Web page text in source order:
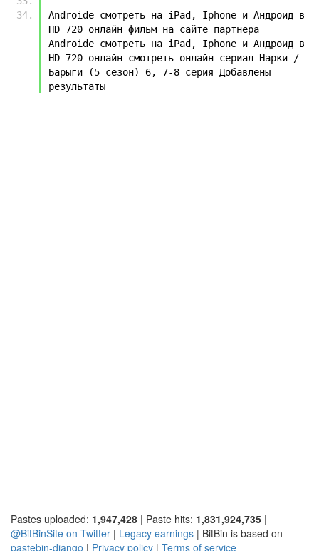
Androide смотреть на iPad, Iphone и Андроид в
HD 720 онлайн фильм на сайте партнера
Androide смотреть на iPad, Iphone и Андроид в
HD 720 онлайн смотреть онлайн сериал Нарки /
Барыги (5 сезон) 6, 7-8 серия Добавлены
результаты
Pastes uploaded: 1,947,428 | Paste hits: 1,831,924,735 |
@BitBinSite on Twitter | Legacy earnings | BitBin is based on
pastebin-django | Privacy policy | Terms of service